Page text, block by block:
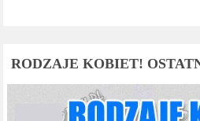
RODZAJE KOBIET!